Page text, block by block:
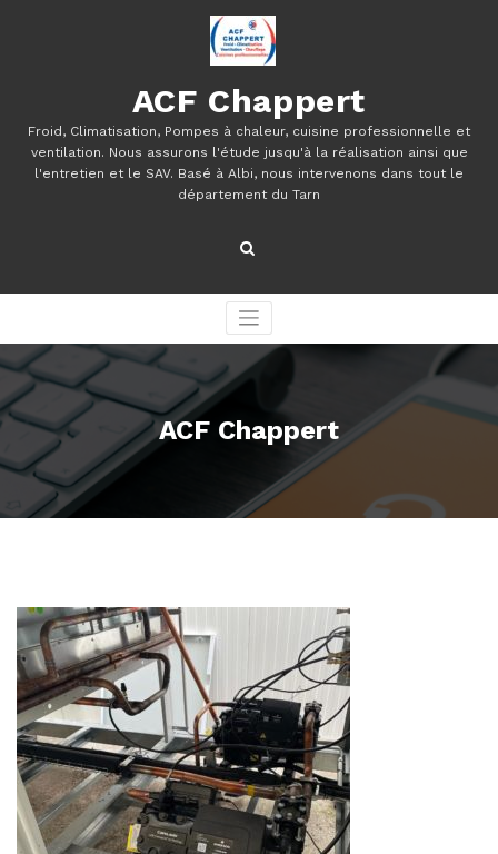
ACF Chappert
Froid, Climatisation, Pompes à chaleur, cuisine professionnelle et
ventilation. Nous assurons l'étude jusqu'à la réalisation ainsi que
l'entretien et le SAV. Basé à Albi, nous intervenons dans tout le
département du Tarn
ACF Chappert